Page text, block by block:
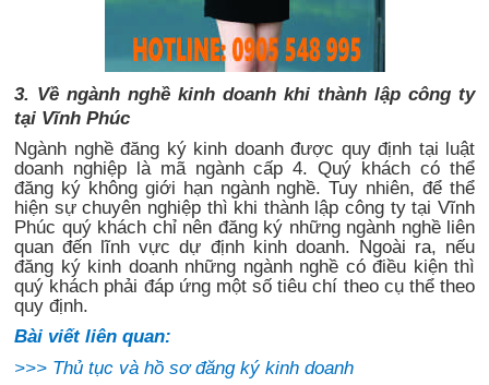
3. Về ngành nghề kinh doanh khi thành lập công ty
tại Vĩnh Phúc
Ngành nghề đăng ký kinh doanh được quy định tại luật
doanh nghiệp là mã ngành cấp 4. Quý khách có thể
đăng ký không giới hạn ngành nghề. Tuy nhiên, để thể
hiện sự chuyên nghiệp thì khi thành lập công ty tại Vĩnh
Phúc quý khách chỉ nên đăng ký những ngành nghề liên
quan đến lĩnh vực dự định kinh doanh. Ngoài ra, nếu
đăng ký kinh doanh những ngành nghề có điều kiện thì
quý khách phải đáp ứng một số tiêu chí theo cụ thể theo
quy định.
Bài viết liên quan:
>>> Thủ tục và hồ sơ đăng ký kinh doanh